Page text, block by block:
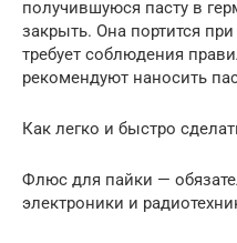
получившуюся пасту в
закрыть. Она портится
требует соблюдения
рекомендуют наносить
Как легко и быстро
Флюс для пайки —
электроники и